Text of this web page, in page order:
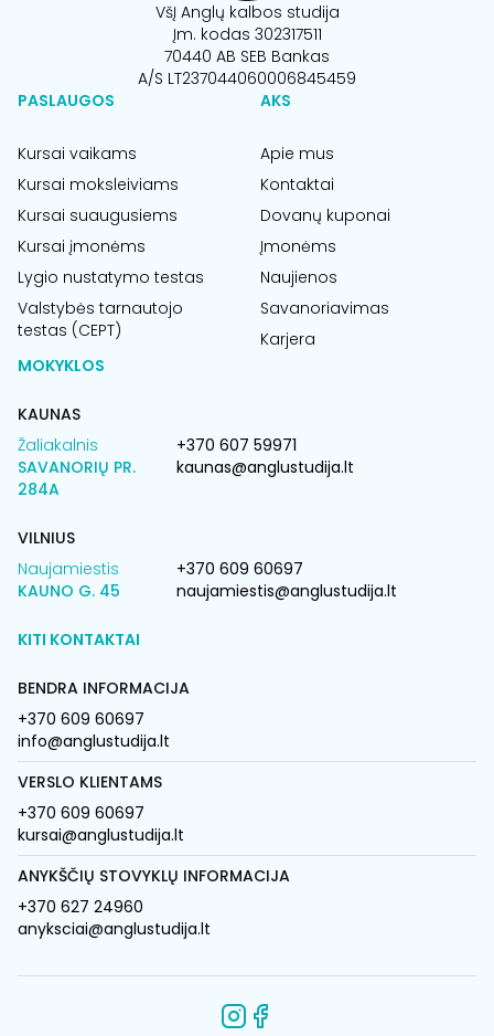
VšĮ Anglų kalbos studija
Įm. kodas 302317511
70440 AB SEB Bankas
A/S LT237044060006845459
PASLAUGOS
Kursai vaikams
Kursai moksleiviams
Kursai suaugusiems
Kursai įmonėms
Lygio nustatymo testas
Valstybės tarnautojo
testas (CEPT)
AKS
Apie mus
Kontaktai
Dovanų kuponai
Įmonėms
Naujienos
Savanoriavimas
Karjera
MOKYKLOS
KAUNAS
Žaliakalnis
SAVANORIŲ PR.
284A
+370 607 59971
kaunas@anglustudija.lt
VILNIUS
Naujamiestis
KAUNO G. 45
+370 609 60697
naujamiestis@anglustudija.lt
KITI KONTAKTAI
BENDRA INFORMACIJA
+370 609 60697
info@anglustudija.lt
VERSLO KLIENTAMS
+370 609 60697
kursai@anglustudija.lt
ANYKŠČIŲ STOVYKLŲ INFORMACIJA
+370 627 24960
anyksciai@anglustudija.lt